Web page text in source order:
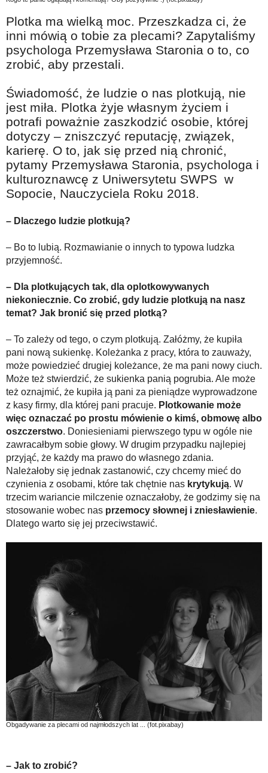
Hobby i pasje
Żyj aktywnie
60plus - najcenniejsi klienci
Dobra opieka
Warto naśladować
Coś dla ducha
Smacznie i zdrowo
O finansach i społeczeństwie - edukacja nie tylko dla 60plus
Ciekawe książki
Stop samotności
Bezpiecznie i w zgodzie z prawem
Plotka ma wielką moc. Przeszkadza ci, że
inni mówią o tobie za plecami? Zapytaliśmy
psychologa Przemysława Staronia o to, co
zrobić, aby przestali.
Świadomość, że ludzie o nas plotkują, nie
jest miła. Plotka żyje własnym życiem i
potrafi poważnie zaszkodzić osobie, której
dotyczy – zniszczyć reputację, związek,
karierę. O to, jak się przed nią chronić,
pytamy Przemysława Staronia, psychologa i
kulturoznawcę z Uniwersytetu SWPS w
Sopocie, Nauczyciela Roku 2018.
– Dlaczego ludzie plotkują?
– Bo to lubią. Rozmawianie o innych to typowa ludzka
przyjemność.
– Dla plotkujących tak, dla oplotkowywanych
niekoniecznie. Co zrobić, gdy ludzie plotkują na nasz
temat? Jak bronić się przed plotką?
– To zależy od tego, o czym plotkują. Załóżmy, że kupiła
pani nową sukienkę. Koleżanka z pracy, która to zauważy,
może powiedzieć drugiej koleżance, że ma pani nowy ciuch.
Może też stwierdzić, że sukienka panią pogrubia. Ale może
też oznajmić, że kupiła ją pani za pieniądze wyprowadzone
z kasy firmy, dla której pani pracuje. Plotkowanie może
więc oznaczać po prostu mówienie o kimś, obmowę albo
oszczerstwo. Doniesieniami pierwszego typu w ogóle nie
zawracałbym sobie głowy. W drugim przypadku najlepiej
przyjąć, że każdy ma prawo do własnego zdania.
Należałoby się jednak zastanowić, czy chcemy mieć do
czynienia z osobami, które tak chętnie nas krytykują. W
trzecim wariancie milczenie oznaczałoby, że godzimy się na
stosowanie wobec nas przemocy słownej i zniesławienie.
Dlatego warto się jej przeciwstawić.
Obgadywanie za plecami od najmłodszych lat ... (fot.pixabay)
– Jak to zrobić?